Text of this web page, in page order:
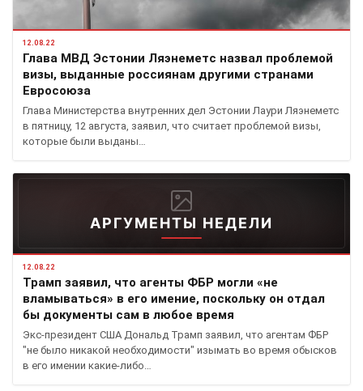
12.08.22
Глава МВД Эстонии Ляэнеметс назвал проблемой
визы, выданные россиянам другими странами
Евросоюза
Глава Министерства внутренних дел Эстонии Лаури Ляэнеметс
в пятницу, 12 августа, заявил, что считает проблемой визы,
которые были выданы…
АРГУМЕНТЫ НЕДЕЛИ
12.08.22
Трамп заявил, что агенты ФБР могли «не
вламываться» в его имение, поскольку он отдал
бы документы сам в любое время
Экс-президент США Дональд Трамп заявил, что агентам ФБР
"не было никакой необходимости" изымать во время обысков
в его имении какие-либо…